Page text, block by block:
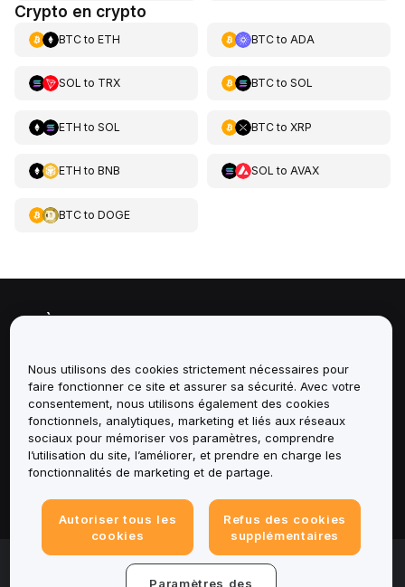
Crypto en crypto
BTCto ETH BTCto ADA
SOL to TRX BTCto SOL
ETH to SOL BTCto XRP
ETH to BNB SOL to AVAX
BTCto DOGE
À propos de
Services
Assistance
Produits
Mentions légales
© 2025-2026 Bybit.eu. All rights reserved.
Nous utilisons des cookies strictement nécessaires pour
faire fonctionner ce site et assurer sa sécurité. Avec votre
consentement, nous utilisons également des cookies
fonctionnels, analytiques, marketing et liés aux réseaux
sociaux pour mémoriser vos paramètres, comprendre
l’utilisation du site, l’améliorer, et prendre en charge les
fonctionnalités de marketing et de partage.
Autoriser tous les
cookies
Refus des cookies
supplémentaires
Paramètres des